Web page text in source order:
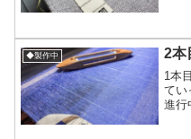
れば
らい
◆製作中 2本
1本
てい
進行